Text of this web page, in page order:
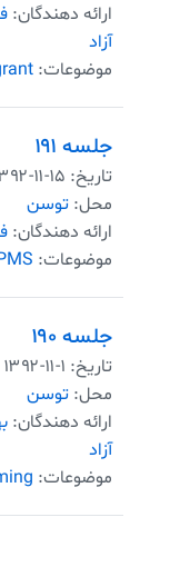
ارائه دهندگان:
آزاد
موضوعات:
جلسه ۱۹۱
تاریخ: ۱۳۹۲-۱۱-
محل: توسن
ارائه دهندگان:
موضوعات:
جلسه ۱۹۰
تاریخ: ۱۳۹۲-۱۱-۱
محل: توسن
ارائه دهندگان:
آزاد
موضوعات: